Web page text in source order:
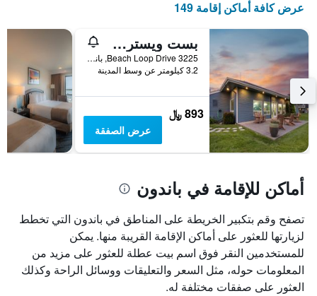
الذي
الأسبوع.
يتضمن
المخطط
التالي
1
محور
Y
الذي
سعر
غرفة
عرض كافة أماكن إقامة 149
بست ويسترن إن آت فايس روك
3225 Beach Loop Drive, باندون, OR, الولايات المتحدة الأميريكية
3.2 كيلومتر عن وسط المدينة
893 ﷼
عرض الصفقة
أماكن للإقامة في باندون
تصفح وقم بتكبير الخريطة على المناطق في باندون التي تخطط
لزيارتها للعثور على أماكن الإقامة القريبة منها. يمكن
للمستخدمين النقر فوق اسم بيت عطلة للعثور على مزيد من
المعلومات حوله، مثل السعر والتعليقات ووسائل الراحة وكذلك
العثور على صفقات مختلفة له.